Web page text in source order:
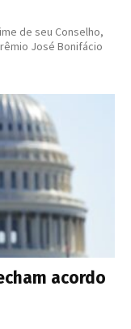
de seu Conselho,
José Bonifácio
acordo